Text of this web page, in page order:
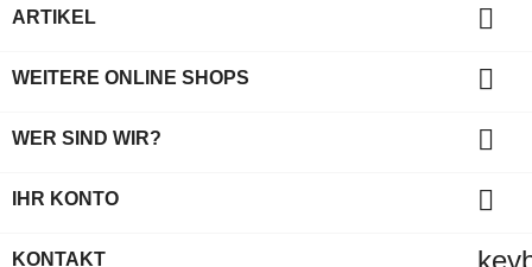
ARTIKEL 
WEITERE ONLINE SHOPS 
WER SIND WIR? 
IHR KONTO 
KONTAKT